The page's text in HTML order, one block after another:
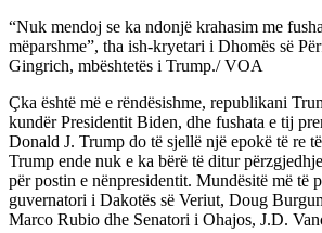
“Nuk mendoj se ka ndonjë krahasim me
mëparshme”, tha ish-kryetari i Dhomës së
Gingrich, mbështetës i Trump./ VOA
Çka është më e rëndësishme, republikani
kundër Presidentit Biden, dhe fushata e tij
Donald J. Trump do të sjellë një epokë të re
Trump ende nuk e ka bërë të ditur
për postin e nënpresidentit. Mundësitë më të
guvernatori i Dakotës së Veriut, Doug
Marco Rubio dhe Senatori i Ohajos, J.D.